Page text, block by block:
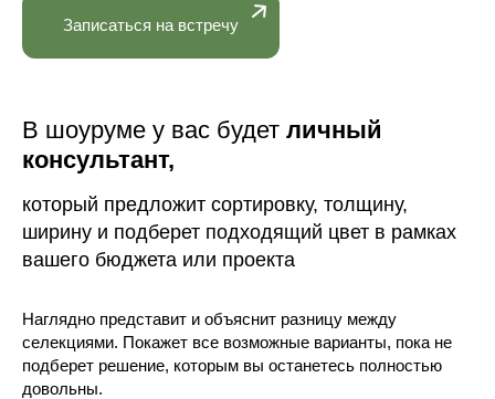
Записаться на встречу
В шоуруме у вас будет личный
консультант,
который предложит сортировку, толщину,
ширину и подберет подходящий цвет в рамках
вашего бюджета или проекта
Наглядно представит и объяснит разницу между
селекциями. Покажет все возможные варианты, пока не
подберет решение, которым вы останетесь полностью
довольны.